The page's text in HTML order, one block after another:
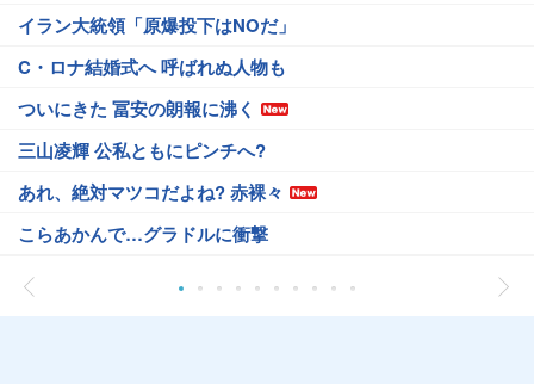
イラン大統領「原爆投下はNOだ」
C・ロナ結婚式へ 呼ばれぬ人物も
ついにきた 冨安の朗報に沸く
三山凌輝 公私ともにピンチへ?
あれ、絶対マツコだよね? 赤裸々
こらあかんで…グラドルに衝撃